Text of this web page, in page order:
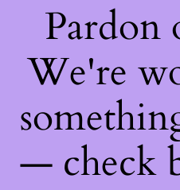
Pardon
We're
— check